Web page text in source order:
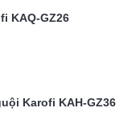
KAQ-GZ26
Karofi KAH-GZ36